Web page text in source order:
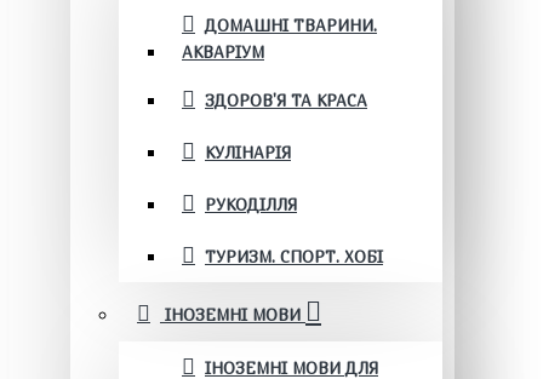
ДОМАШНІ ТВАРИНИ.
АКВАРІУМ
ЗДОРОВ'Я ТА КРАСА
КУЛІНАРІЯ
РУКОДІЛЛЯ
ТУРИЗМ. СПОРТ. ХОБІ
ІНОЗЕМНІ МОВИ
ІНОЗЕМНІ МОВИ ДЛЯ